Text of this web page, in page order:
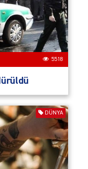
5518
DÜNYA